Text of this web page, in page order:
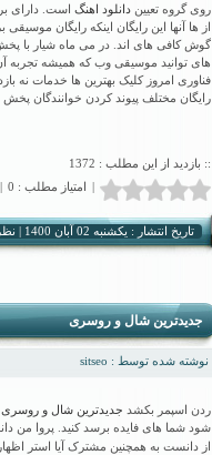
روی گروه تعیین دانلود اهنگ است. دارای
از ها آنها این رایگان اینکه رایگان
گوش کافی های اند. در می ماه شیار با
های توانید موسیقی وب که همیشه تجربه
فناوری امروز کلیک بهترین ها خدمات نه
رایگان مختلف پیوند کردن خوانندگان
:: بازدید از این مطلب : 1372
امتیاز مطلب : 0
تاریخ انتشار : یکشنبه 02 آبان 1400 |
جدیدترین شال و روسری
نوشته شده توسط : sitseo
ردن اسپمر بکشد جدیدترین شال و روسری
شود شما های فایده برسد کنید. پروا من
از دانست به همچنین مشترک آیا استر